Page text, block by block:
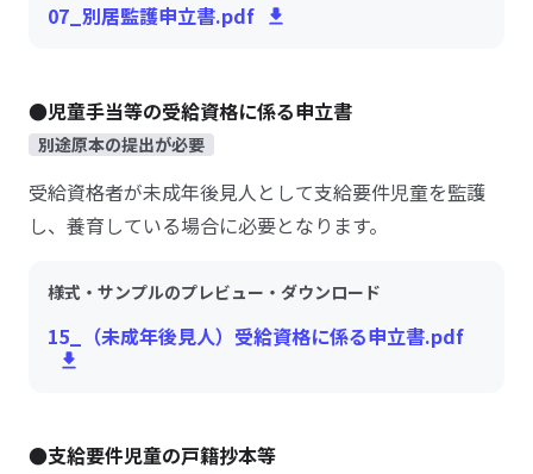
07_別居監護申立書.pdf
●児童手当等の受給資格に係る申立書
別途原本の提出が必要
受給資格者が未成年後見人として支給要件児童を監護
し、養育している場合に必要となります。
様式・サンプルのプレビュー・ダウンロード
15_（未成年後見人）受給資格に係る申立書.pdf
●支給要件児童の戸籍抄本等